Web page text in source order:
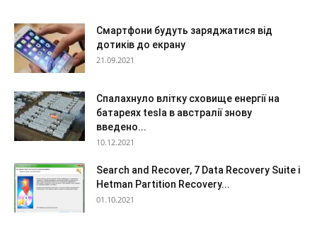
Смартфони будуть заряджатися від
дотиків до екрану
21.09.2021
Спалахнуло влітку сховище енергії на
батареях tesla в австралії знову
введено...
10.12.2021
Search and Recover, 7 Data Recovery Suite і
Hetman Partition Recovery...
01.10.2021